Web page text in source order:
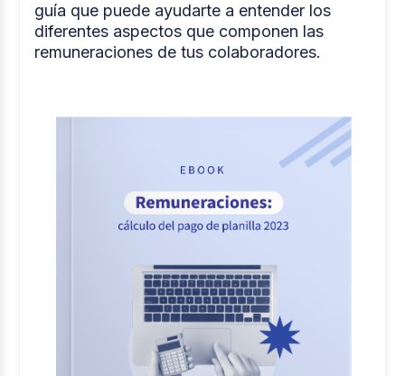
guía que puede ayudarte a entender los
diferentes aspectos que componen las
remuneraciones de tus colaboradores.